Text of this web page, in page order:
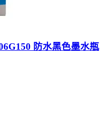
防水黑色墨水瓶